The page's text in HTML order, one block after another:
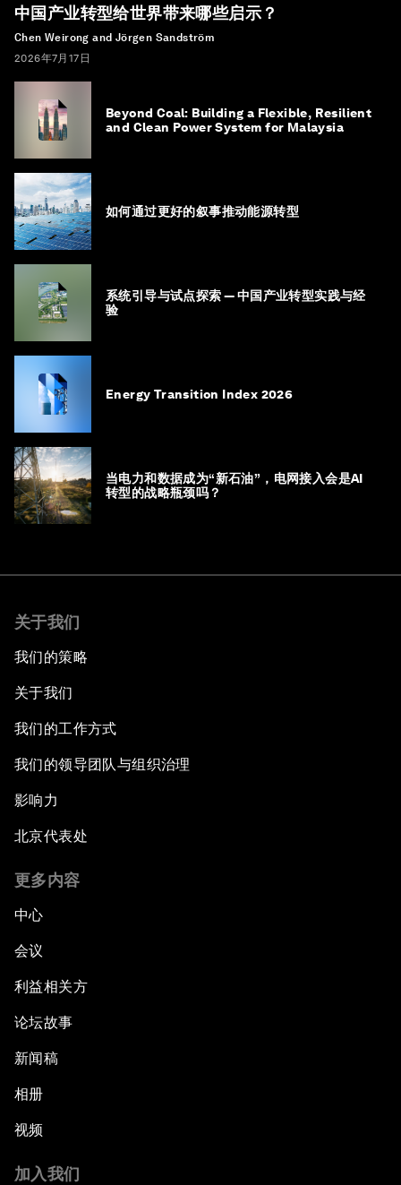
中国产业转型给世界带来哪些启示？
Chen Weirong and Jörgen Sandström
2026年7月17日
Beyond Coal: Building a Flexible, Resilient
and Clean Power System for Malaysia
如何通过更好的叙事推动能源转型
系统引导与试点探索 — 中国产业转型实践与经
验
Energy Transition Index 2026
当电力和数据成为“新石油”，电网接入会是AI
转型的战略瓶颈吗？
关于我们
我们的策略
关于我们
我们的工作方式
我们的领导团队与组织治理
影响力
北京代表处
更多内容
中心
会议
利益相关方
论坛故事
新闻稿
相册
视频
加入我们